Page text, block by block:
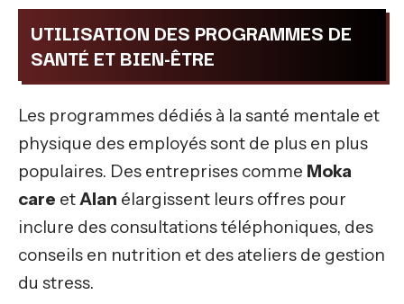
UTILISATION DES PROGRAMMES DE
SANTÉ ET BIEN-ÊTRE
Les programmes dédiés à la santé mentale et
physique des employés sont de plus en plus
populaires. Des entreprises comme Moka
care etAlan élargissent leurs offres pour
inclure des consultations téléphoniques, des
conseils en nutrition et des ateliers de gestion
du stress.